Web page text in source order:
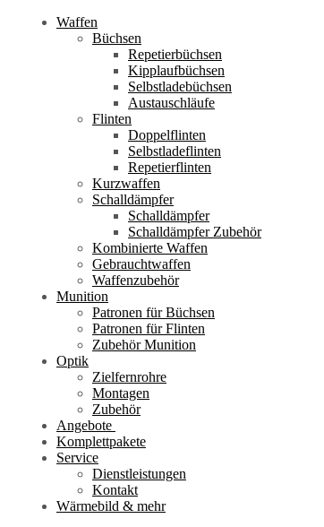
Waffen
Büchsen
Repetierbüchsen
Kipplaufbüchsen
Selbstladebüchsen
Austauschläufe
Flinten
Doppelflinten
Selbstladeflinten
Repetierflinten
Kurzwaffen
Schalldämpfer
Schalldämpfer
Schalldämpfer Zubehör
Kombinierte Waffen
Gebrauchtwaffen
Waffenzubehör
Munition
Patronen für Büchsen
Patronen für Flinten
Zubehör Munition
Optik
Zielfernrohre
Montagen
Zubehör
Angebote
Komplettpakete
Service
Dienstleistungen
Kontakt
Wärmebild & mehr